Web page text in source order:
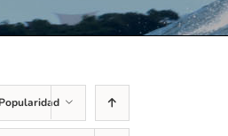
Popularidad